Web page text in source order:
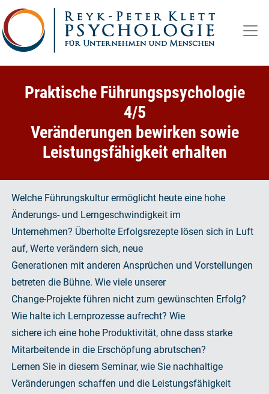
Zum
Inhalt
springen
Praktische Führungspsychologie
4/5
Veränderungen bewirken sowie
Leistungsfähigkeit erhalten
Welche Führungskultur ermöglicht heute eine hohe
Änderungs- und Lerngeschwindigkeit im
Unternehmen? Überholte Erfolgsrezepte lösen sich in Luft
auf, Werte verändern sich, neue
Generationen mit anderen Ansprüchen und Vorstellungen
betreten die Bühne. Wie viele unserer
Change-Projekte führen nicht zum gewünschten Erfolg?
Wie halte ich Lernprozesse aufrecht? Wie
sichere ich eine hohe Produktivität, ohne dass starke
Mitarbeitende in die Erschöpfung abrutschen?
Lernen Sie in diesem Seminar, wie Sie nachhaltige
Veränderungen schaffen und die Leistungsfähigkeit